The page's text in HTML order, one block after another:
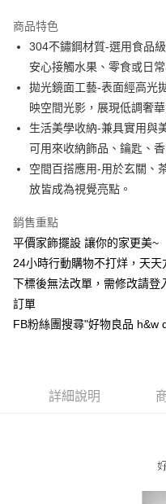
合作金庫商業銀行
華南商業銀行
上海商業儲蓄銀行
國泰世華商業銀行
臺灣中小企業銀行
匯豐（台灣）商業銀行
聯邦商業銀行
元大商業銀行
玉山商業銀行
台新國際商業銀行
6 期 0 利率 每期
華南商業銀行
上海商業儲蓄銀行
國泰世華商業銀行
臺灣中小企業銀行
匯豐（台灣）商業銀行
聯邦商業銀行
元大商業銀行
玉山商業銀行
台灣樂天信用卡公司
超商取貨付款
LINE Pay
Apple Pay
街口支付
悠遊付
AFTEE先享後付
相關說明
【關於「AFTEE先享後付」】
AFTEE先享後付是「在收到商品
便利好安心！
１．簡單：不需註冊會員、不需綁
１．於結帳方式選擇「AFTEE先
※ 請注意：結帳手續完成當下不
運送方式
每筆NT$80，滿NT$1,200(含
商品特色
304不鏽鋼材質-選用食品
安心接觸水果、零食或日常
拋光鏡面工藝-表面經高光
映空間光影，展現低調奢華
生活美學收納-兼具實用與
可用來收納飾品、鑰匙、香
空間百搭應用-用於玄關、
放皆成為視覺亮點。
銷售重點
平價家飾擺設 讓你的家更美~
24小時行動購物不打烊，天天
下標後無法改單，需修改請
訂單
FB粉絲團搜尋"好物良品 h&w
詳細說明